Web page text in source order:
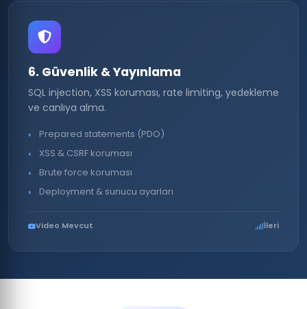
6. Güvenlik & Yayınlama
SQL injection, XSS koruması, rate limiting, yedekleme
ve canlıya alma.
Prepared statements (PDO)
XSS & CSRF koruması
Brute force koruması
Deployment & sunucu ayarları
Video Mevcut İleri